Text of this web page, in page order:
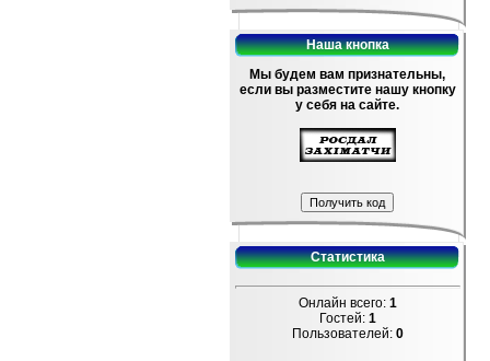
Наша кнопка
Мы будем вам признательны,
если вы разместите нашу кнопку
у себя на сайте.
Статистика
Онлайн всего: 1
Гостей: 1
Пользователей: 0